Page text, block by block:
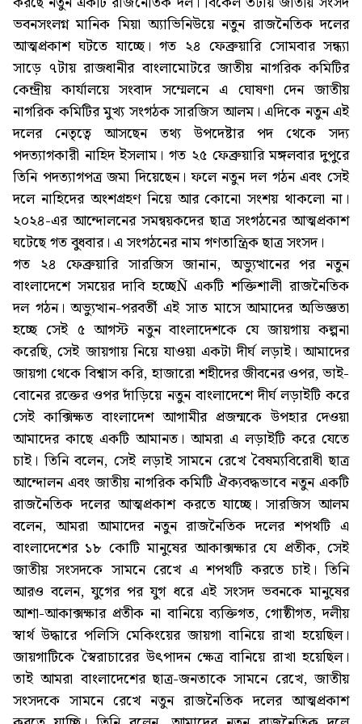
ভবনসংলগ্ন মানিক মিয়া অ্যাভিনিউয়ে নতুন রাজনৈতিক দলের
আত্মপ্রকাশ ঘটতে যাচ্ছে। গত ২৪ ফেব্রুয়ারি সোমবার সন্ধ্যা
সাড়ে ৭টায় রাজধানীর বাংলামোটরে জাতীয় নাগরিক কমিটির
কেন্দ্রীয় কার্যালয়ে সংবাদ সম্মেলনে এ ঘোষণা দেন জাতীয়
নাগরিক কমিটির মুখ্য সংগঠক সারজিস আলম। এদিকে নতুন এই
দলের নেতৃত্বে আসছেন তথ্য উপদেষ্টার পদ থেকে সদ্য
পদত্যাগকারী নাহিদ ইসলাম। গত ২৫ ফেব্রুয়ারি মঙ্গলবার দুপুরে
তিনি পদত্যাগপত্র জমা দিয়েছেন। ফলে নতুন দল গঠন এবং সেই
দলে নাহিদের অংশগ্রহণ নিয়ে আর কোনো সংশয় থাকলো না।
২০২৪-এর আন্দোলনের সমন্বয়কদের ছাত্র সংগঠনের আত্মপ্রকাশ
ঘটেছে গত বুধবার। এ সংগঠনের নাম গণতান্ত্রিক ছাত্র সংসদ।
গত ২৪ ফেব্রুয়ারি সারজিস জানান, অভ্যুত্থানের পর নতুন
বাংলাদেশে সময়ের দাবি হচ্ছেÑ একটি শক্তিশালী রাজনৈতিক
দল গঠন। অভ্যুত্থান-পরবর্তী এই সাত মাসে আমাদের অভিজ্ঞতা
হচ্ছে সেই ৫ আগস্ট নতুন বাংলাদেশকে যে জায়গায় কল্পনা
করেছি, সেই জায়গায় নিয়ে যাওয়া একটা দীর্ঘ লড়াই। আমাদের
জায়গা থেকে বিশ্বাস করি, হাজারো শহীদের জীবনের ওপর, ভাই-
বোনের রক্তের ওপর দাঁড়িয়ে নতুন বাংলাদেশে দীর্ঘ লড়াইটি করে
সেই কাক্সিক্ষত বাংলাদেশ আগামীর প্রজন্মকে উপহার দেওয়া
আমাদের কাছে একটি আমানত। আমরা এ লড়াইটি করে যেতে
চাই। তিনি বলেন, সেই লড়াই সামনে রেখে বৈষম্যবিরোধী ছাত্র
আন্দোলন এবং জাতীয় নাগরিক কমিটি ঐক্যবদ্ধভাবে নতুন একটি
রাজনৈতিক দলের আত্মপ্রকাশ করতে যাচ্ছে। সারজিস আলম
বলেন, আমরা আমাদের নতুন রাজনৈতিক দলের শপথটি এ
বাংলাদেশের ১৮ কোটি মানুষের আকাক্সক্ষার যে প্রতীক, সেই
জাতীয় সংসদকে সামনে রেখে এ শপথটি করতে চাই। তিনি
আরও বলেন, যুগের পর যুগ ধরে এই সংসদ ভবনকে মানুষের
আশা-আকাক্সক্ষার প্রতীক না বানিয়ে ব্যক্তিগত, গোষ্ঠীগত, দলীয়
স্বার্থ উদ্ধারে পলিসি মেকিংয়ের জায়গা বানিয়ে রাখা হয়েছিল।
জায়গাটিকে স্বৈরাচারের উৎপাদন ক্ষেত্র বানিয়ে রাখা হয়েছিল।
তাই আমরা বাংলাদেশের ছাত্র-জনতাকে সামনে রেখে, জাতীয়
সংসদকে সামনে রেখে নতুন রাজনৈতিক দলের আত্মপ্রকাশ